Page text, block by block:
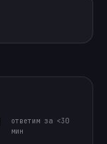
ответим за <30
мин